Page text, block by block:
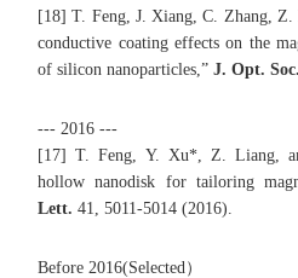
[18] T. Feng, J. Xiang, C. Zhang,
conductive coating effects on the
of silicon nanoparticles,”J. Opt.
--- 2016 ---
[17] T. Feng, Y. Xu*, Z. Liang,
hollow nanodisk for tailoring
Lett. 41, 5011-5014 (2016).
Before 2016(Selected）